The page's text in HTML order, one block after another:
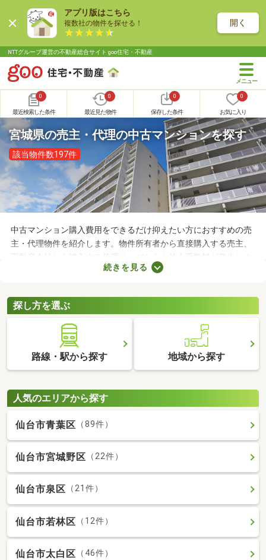
アプリ版はこちら
複数社の物件を探せる！ 開く
NTTグループ運営の不動産総合サイト goo住宅・不動産
0
最近検索した条件
0
最近見た物件
0
保存した条件
0
お気に入り
宮城県の売主・代理の中古マンションを探す
該当物件数197件
中古マンション購入費用をできるだけ抑えたい方におすすめの売
主・代理物件を紹介します。物件所有者から直接購入する売主、
不動産会社から購入する代理は、どちらも仲介手数料が発生しま
せん。物件価格×3.3～5.5％で決まる仲介手数料は、場合によって
をチェックしてみてくださいね。
続きを見る
探し方を選ぶ
路線・駅から探す 地域から探す
人気のエリアから探す
仙台市青葉区 （89件）
仙台市宮城野区 （22件）
仙台市泉区 （21件）
仙台市若林区 （12件）
仙台市太白区 （46件）